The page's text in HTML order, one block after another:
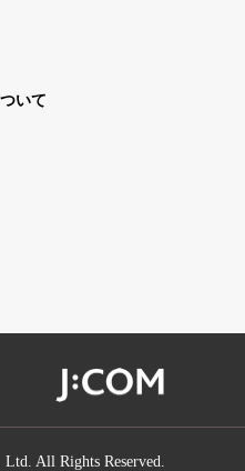
いて
All Rights Reserved.